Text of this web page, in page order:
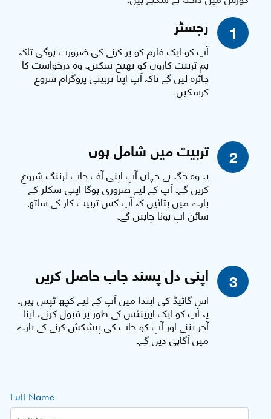
1 رجسٹر
آپ کو ایک فارم کو پر کرنے کی ضرورت ہوگی تاکہ
ہم تربیت کاروں کو بھیج سکیں۔ وہ درخواست کا
جائزہ لیں گے تاکہ آپ اپنا تربیتی پروگرام شروع
کرسکیں۔
2 تربیت میں شامل ہوں
یہ وہ جگہ ہے جہاں آپ اپنی آف جاب لرننگ شروع
کریں گے۔ آپ کے لیے ضروری ہوگا اپنی سکلز کے
بارے میں بتائیں کہ آپ کس تربیت کار کے ساتھ
سائن اپ ہونا چاہیں گے۔
3 اپنی دل پسند جاب حاصل کریں
اس گائیڈ کی ابتدا میں آپ کے لیے کچھ ٹپس ہیں۔
یہ آپ کو ایک اپرینٹس کے طور پر قبول کرنے، اپنا
آجر بننے اور آپ کو جاب کی پیشکش کرنے کے بارے
میں آگاہی دیں گے۔
Full Name